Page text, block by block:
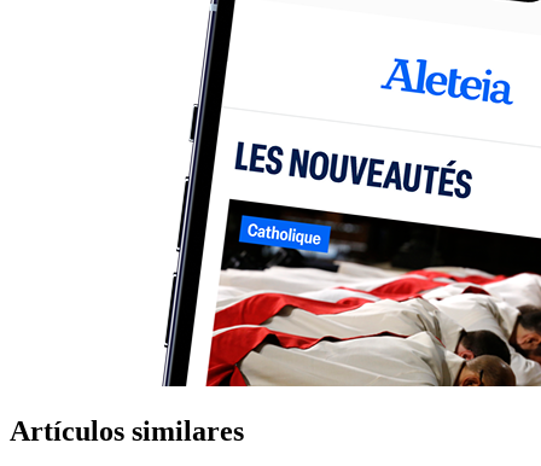
Artículos similares